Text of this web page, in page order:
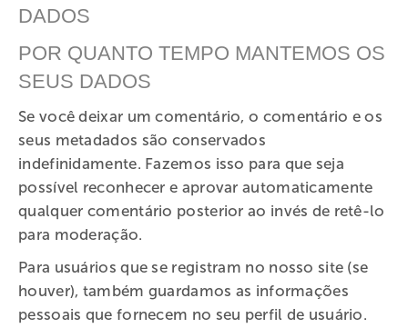
DADOS
POR QUANTO TEMPO MANTEMOS OS
SEUS DADOS
Se você deixar um comentário, o comentário e os
seus metadados são conservados
indefinidamente. Fazemos isso para que seja
possível reconhecer e aprovar automaticamente
qualquer comentário posterior ao invés de retê-lo
para moderação.
Para usuários que se registram no nosso site (se
houver), também guardamos as informações
pessoais que fornecem no seu perfil de usuário.